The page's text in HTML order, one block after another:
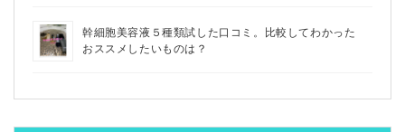
幹細胞美容液５種類試した口コミ。比較してわかった
おススメしたいものは？